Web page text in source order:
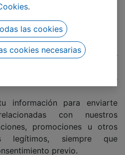
recopilada para
servicios de desarrollo de
y proporcionarte
información para enviarte
con nuestros
promociones u otros
legítimos, siempre que
previo.
.
las cookies
cookies necesarias